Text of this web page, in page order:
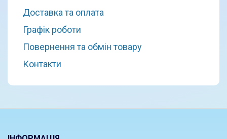
Доставка та оплата
Графік роботи
Повернення та обмін товару
Контакти